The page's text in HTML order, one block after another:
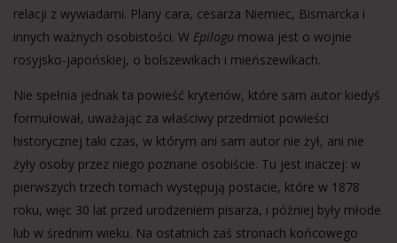
relacji z wywiadami. Plany cara, cesarza Niemiec, Bismarcka i
innych ważnych osobistości. W Epilogu mowa jest o wojnie
rosyjsko-japońskiej, o bolszewikach i mieńszewikach.
Nie spełnia jednak ta powieść kryteriów, które sam autor kiedyś
formułował, uważając za właściwy przedmiot powieści
historycznej taki czas, w którym ani sam autor nie żył, ani nie
żyły osoby przez niego poznane osobiście. Tu jest inaczej: w
pierwszych trzech tomach występują postacie, które w 1878
roku, więc 30 lat przed urodzeniem pisarza, i później były młode
lub w średnim wieku. Na ostatnich zaś stronach końcowego